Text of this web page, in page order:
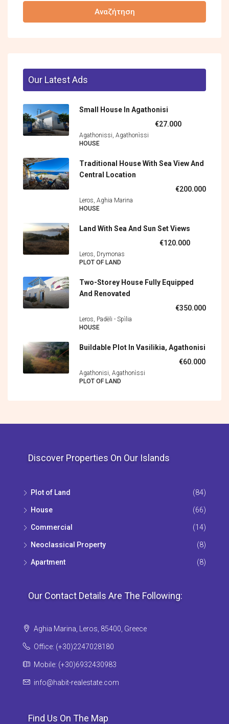
Αναζήτηση
Our Latest Ads
Small House In Agathonisi
€27.000
Agathonissi, Agathonìssi
HOUSE
Traditional House With Sea View And
Central Location
€200.000
Leros, Aghia Marina
HOUSE
Land With Sea And Sun Set Views
€120.000
Leros, Drymonas
PLOT OF LAND
Two-Storey House Fully Equipped
And Renovated
€350.000
Leros, Padèli - Spìlia
HOUSE
Buildable Plot In Vasilikia, Agathonisi
€60.000
Agathonisi, Agathonìssi
PLOT OF LAND
Discover Properties On Our Islands
Plot of Land (84)
House (66)
Commercial (14)
Neoclassical Property (8)
Apartment (8)
Our Contact Details Are The Following:
Aghia Marina, Leros, 85400, Greece
Office: (+30)2247028180
Mobile: (+30)6932430983
info@habit-realestate.com
Find Us On The Map